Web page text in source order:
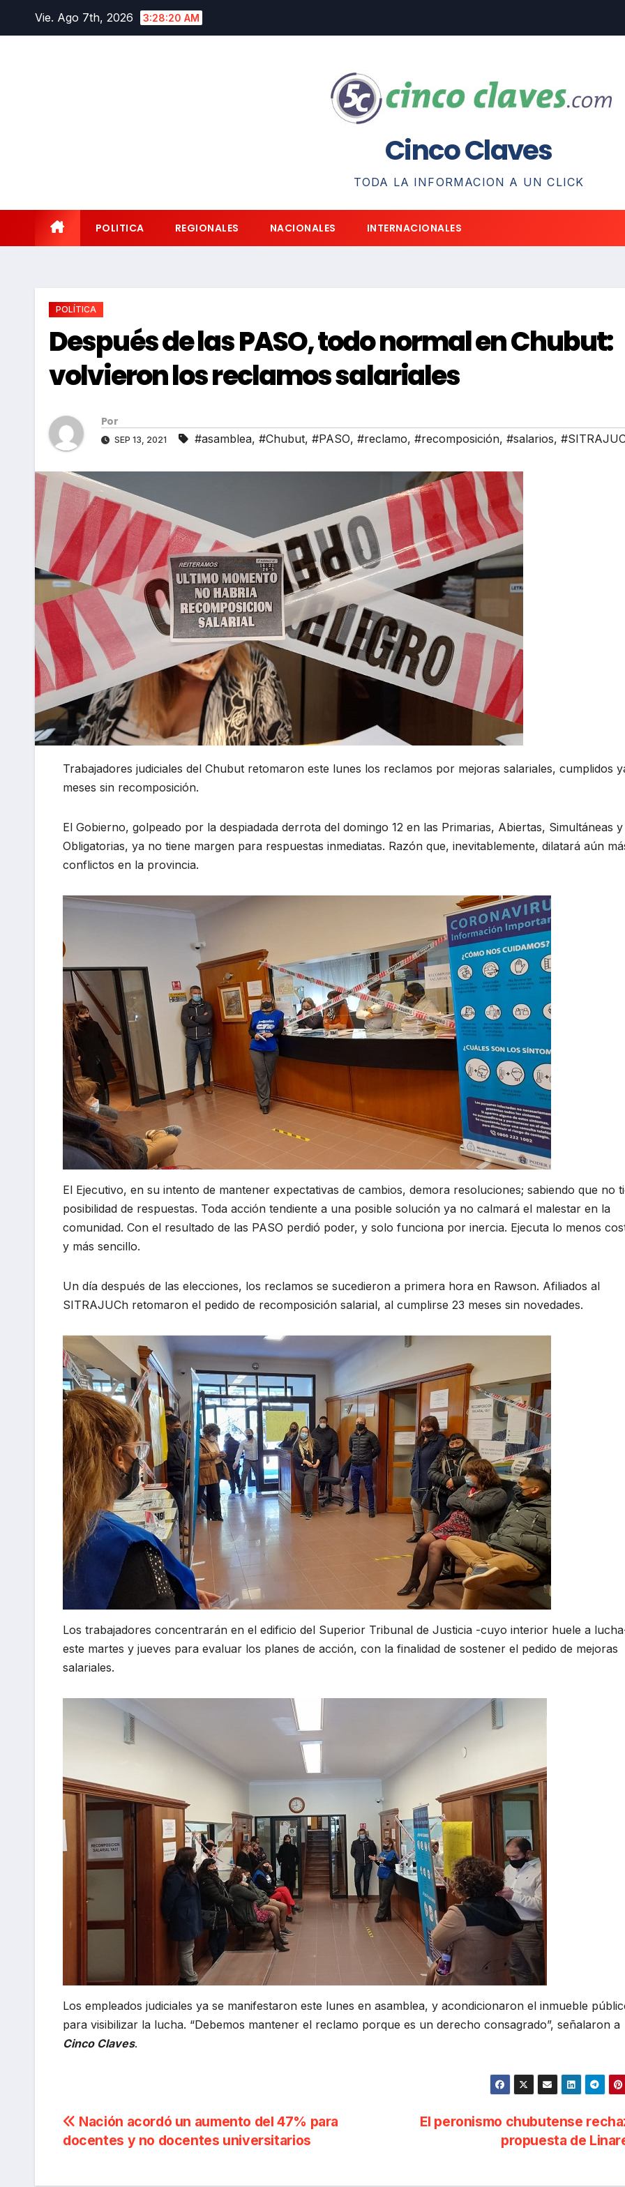
Vie. Ago 7th, 2026 3:28:22 AM
Cinco Claves
TODA LA INFORMACION A UN CLICK
POLITICA REGIONALES NACIONALES INTERNACIONALES
POLÍTICA
Después de las PASO, todo normal en Chubut:
volvieron los reclamos salariales
Por
SEP 13, 2021 #asamblea, #Chubut, #PASO, #reclamo, #recomposición, #salarios,
Trabajadores judiciales del Chubut retomaron este lunes los reclamos por mejoras salariales, cumplidos
meses sin recomposición.
El Gobierno, golpeado por la despiadada derrota del domingo 12 en las Primarias, Abiertas, Simultáneas y
Obligatorias, ya no tiene margen para respuestas inmediatas. Razón que, inevitablemente, dilatará aún
conflictos en la provincia.
El Ejecutivo, en su intento de mantener expectativas de cambios, demora resoluciones; sabiendo que no
posibilidad de respuestas. Toda acción tendiente a una posible solución ya no calmará el malestar en la
comunidad. Con el resultado de las PASO perdió poder, y solo funciona por inercia. Ejecuta lo menos
y más sencillo.
Un día después de las elecciones, los reclamos se sucedieron a primera hora en Rawson. Afiliados al
SITRAJUCh retomaron el pedido de recomposición salarial, al cumplirse 23 meses sin novedades.
Los trabajadores concentrarán en el edificio del Superior Tribunal de Justicia -cuyo interior huele a
este martes y jueves para evaluar los planes de acción, con la finalidad de sostener el pedido de mejoras
salariales.
Los empleados judiciales ya se manifestaron este lunes en asamblea, y acondicionaron el inmueble
para visibilizar la lucha. “Debemos mantener el reclamo porque es un derecho consagrado”, señalaron a
Cinco Claves.
Navegación
de
El peronismo chubutense
propuesta de
Nación acordó un aumento del 47% para
docentes y no docentes universitarios